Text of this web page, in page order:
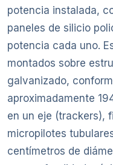
potencia instalada,
paneles de silicio
potencia cada uno.
montados sobre
galvanizado,
aproximadamente
en un eje (trackers),
micropilotes
centímetros de